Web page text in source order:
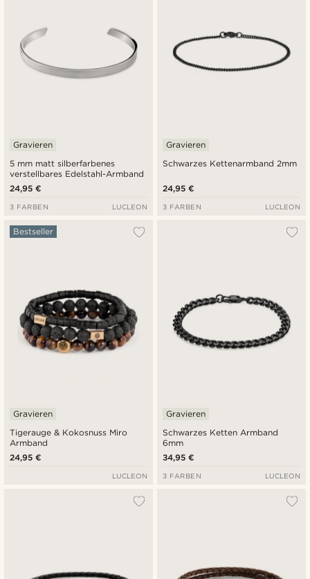
5 mm matt silberfarbenes
verstellbares Edelstahl-Armband
Gravieren
24,95 €
3 FARBEN LUCLEON
Schwarzes Kettenarmband 2mm
Gravieren
24,95 €
3 FARBEN LUCLEON
Tigerauge & Kokosnuss Miro
Armband
Bestseller
Gravieren
24,95 €
LUCLEON
Schwarzes Ketten Armband
6mm
Gravieren
34,95 €
3 FARBEN LUCLEON